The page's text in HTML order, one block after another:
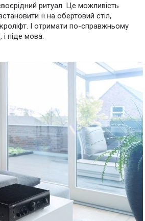
ритуал. Це можливість
її на обертовий стіл,
І отримати по-справжньому
піде мова.